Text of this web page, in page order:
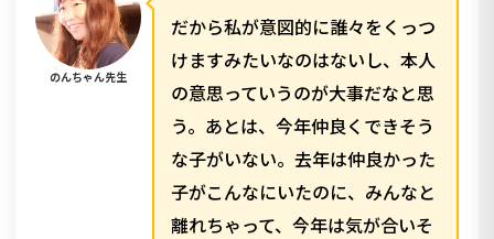
のんちゃん先生
だから私が意図的に誰々をくっつ
けますみたいなのはないし、本人
の意思っていうのが大事だなと思
う。あとは、今年仲良くできそう
な子がいない。去年は仲良かった
子がこんなにいたのに、みんなと
離れちゃって、今年は気が合いそ